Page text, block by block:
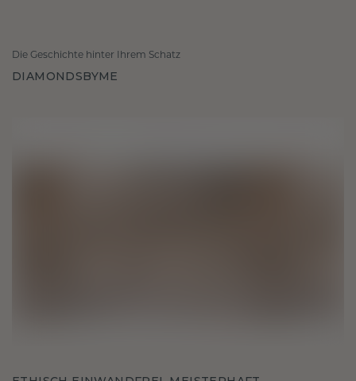
Die Geschichte hinter Ihrem Schatz
DIAMONDSBYME